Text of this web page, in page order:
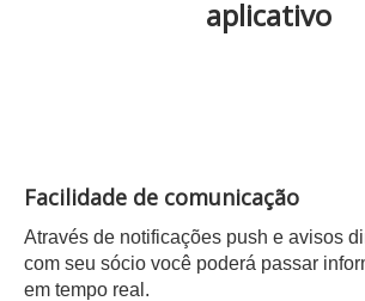
aplicativo
Facilidade de comunicação
Através de notificações push e avisos
com seu sócio você poderá passar
em tempo real.